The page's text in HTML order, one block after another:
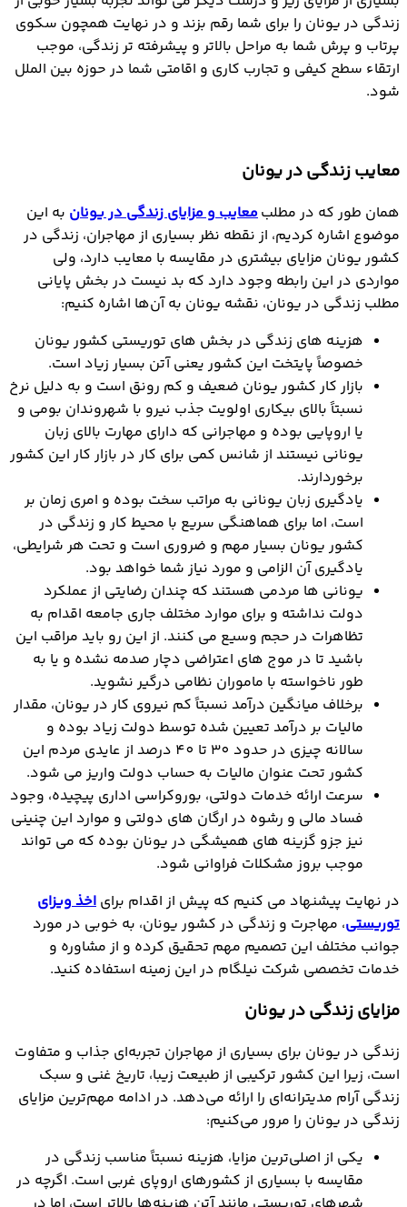
زندگی در یونان را برای شما رقم بزند و در نهایت همچون سکوی
پرتاب و پرش شما به مراحل بالاتر و پیشرفته تر زندگی، موجب
ارتقاء سطح کیفی و تجارب کاری و اقامتی شما در حوزه بین الملل
شود.
معایب زندگی در یونان
همان طور که در مطلبمعایب و مزایای زندگی در یونان به این
موضوع اشاره کردیم، از نقطه نظر بسیاری از مهاجران، زندگی در
کشور یونان مزایای بیشتری در مقایسه با معایب دارد، ولی
مواردی در این رابطه وجود دارد که بد نیست در بخش پایانی
مطلب زندگی در یونان، نقشه یونان به آن‌ها اشاره کنیم:
هزینه های زندگی در بخش های توریستی کشور یونان
خصوصاً پایتخت این کشور یعنی آتن بسیار زیاد است.
بازار کار کشور یونان ضعیف و کم رونق است و به دلیل نرخ
نسبتاً بالای بیکاری اولویت جذب نیرو با شهروندان بومی و
یا اروپایی بوده و مهاجرانی که دارای مهارت بالای زبان
یونانی نیستند از شانس کمی برای کار در بازار کار این کشور
برخوردارند.
یادگیری زبان یونانی به مراتب سخت بوده و امری زمان بر
است، اما برای هماهنگی سریع با محیط کار و زندگی در
کشور یونان بسیار مهم و ضروری است و تحت هر شرایطی،
یادگیری آن الزامی و مورد نیاز شما خواهد بود.
یونانی ها مردمی هستند که چندان رضایتی از عملکرد
دولت نداشته و برای موارد مختلف جاری جامعه اقدام به
تظاهرات در حجم وسیع می کنند. از این رو باید مراقب این
باشید تا در موج های اعتراضی دچار صدمه نشده و یا به
طور ناخواسته با ماموران نظامی درگیر نشوید.
برخلاف میانگین درآمد نسبتاً کم نیروی کار در یونان، مقدار
مالیات بر درآمد تعیین شده توسط دولت زیاد بوده و
سالانه چیزی در حدود 30 تا 40 درصد از عایدی مردم این
کشور تحت عنوان مالیات به حساب دولت واریز می شود.
سرعت ارائه خدمات دولتی، بوروکراسی اداری پیچیده، وجود
فساد مالی و رشوه در ارگان های دولتی و موارد این چنینی
نیز جزو گزینه های همیشگی در یونان بوده که می تواند
موجب بروز مشکلات فراوانی شود.
در نهایت پیشنهاد می کنیم که پیش از اقدام برای اخذ ویزای
توریستی، مهاجرت و زندگی در کشور یونان، به خوبی در مورد
جوانب مختلف این تصمیم مهم تحقیق کرده و از مشاوره و
خدمات تخصصی شرکت نیلگام در این زمینه استفاده کنید.
مزایای زندگی در یونان
زندگی در یونان برای بسیاری از مهاجران تجربه‌ای جذاب و متفاوت
است، زیرا این کشور ترکیبی از طبیعت زیبا، تاریخ غنی و سبک
زندگی آرام مدیترانه‌ای را ارائه می‌دهد. در ادامه مهم‌ترین مزایای
زندگی در یونان را مرور می‌کنیم:
یکی از اصلی‌ترین مزایا، هزینه نسبتاً مناسب زندگی در
مقایسه با بسیاری از کشورهای اروپای غربی است. اگرچه در